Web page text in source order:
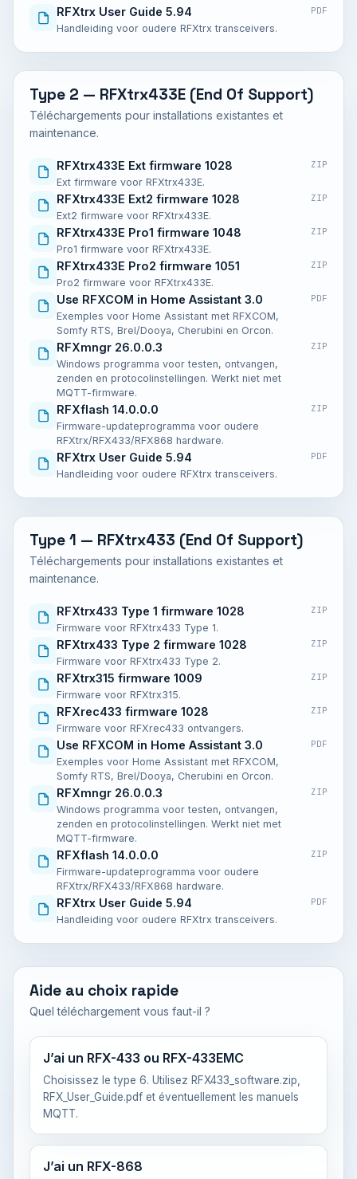
RFXtrx User Guide 5.94
Handleiding voor oudere RFXtrx transceivers.
PDF
Type 2 — RFXtrx433E (End Of Support)
Téléchargements pour installations existantes et
maintenance.
RFXtrx433E Ext firmware 1028
Ext firmware voor RFXtrx433E.
ZIP
RFXtrx433E Ext2 firmware 1028
Ext2 firmware voor RFXtrx433E.
ZIP
RFXtrx433E Pro1 firmware 1048
Pro1 firmware voor RFXtrx433E.
ZIP
RFXtrx433E Pro2 firmware 1051
Pro2 firmware voor RFXtrx433E.
ZIP
Use RFXCOM in Home Assistant 3.0
Exemples voor Home Assistant met RFXCOM,
Somfy RTS, Brel/Dooya, Cherubini en Orcon.
PDF
RFXmngr 26.0.0.3
Windows programma voor testen, ontvangen,
zenden en protocolinstellingen. Werkt niet met
MQTT-firmware.
ZIP
RFXflash 14.0.0.0
Firmware-updateprogramma voor oudere
RFXtrx/RFX433/RFX868 hardware.
ZIP
RFXtrx User Guide 5.94
Handleiding voor oudere RFXtrx transceivers.
PDF
Type 1 — RFXtrx433 (End Of Support)
Téléchargements pour installations existantes et
maintenance.
RFXtrx433 Type 1 firmware 1028
Firmware voor RFXtrx433 Type 1.
ZIP
RFXtrx433 Type 2 firmware 1028
Firmware voor RFXtrx433 Type 2.
ZIP
RFXtrx315 firmware 1009
Firmware voor RFXtrx315.
ZIP
RFXrec433 firmware 1028
Firmware voor RFXrec433 ontvangers.
ZIP
Use RFXCOM in Home Assistant 3.0
Exemples voor Home Assistant met RFXCOM,
Somfy RTS, Brel/Dooya, Cherubini en Orcon.
PDF
RFXmngr 26.0.0.3
Windows programma voor testen, ontvangen,
zenden en protocolinstellingen. Werkt niet met
MQTT-firmware.
ZIP
RFXflash 14.0.0.0
Firmware-updateprogramma voor oudere
RFXtrx/RFX433/RFX868 hardware.
ZIP
RFXtrx User Guide 5.94
Handleiding voor oudere RFXtrx transceivers.
PDF
Aide au choix rapide
Quel téléchargement vous faut-il ?
J’ai un RFX-433 ou RFX-433EMC
Choisissez le type 6. Utilisez RFX433_software.zip,
RFX_User_Guide.pdf et éventuellement les manuels
MQTT.
J’ai un RFX-868